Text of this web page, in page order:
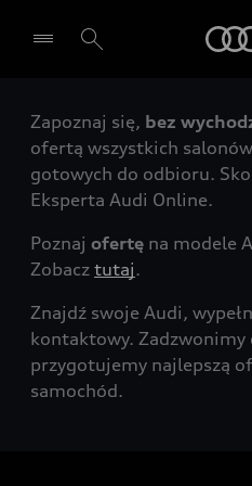
Wybierz Twojego
Zapoznaj się, bez
ofertą wszystkich
gotowych do odbioru.
Eksperta Audi Online.
Poznaj ofertę na modele
Zobacz tutaj.
Znajdź swoje Audi,
kontaktowy. Zadzwonimy
przygotujemy najlepszą
samochód.